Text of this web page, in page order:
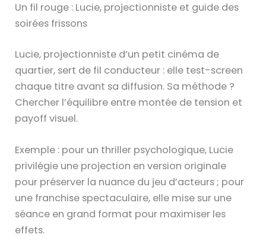
Un fil rouge : Lucie, projectionniste et guide des
soirées frissons
Lucie, projectionniste d’un petit cinéma de
quartier, sert de fil conducteur : elle test-screen
chaque titre avant sa diffusion. Sa méthode ?
Chercher l’équilibre entre montée de tension et
payoff visuel.
Exemple : pour un thriller psychologique, Lucie
privilégie une projection en version originale
pour préserver la nuance du jeu d’acteurs ; pour
une franchise spectaculaire, elle mise sur une
séance en grand format pour maximiser les
effets.